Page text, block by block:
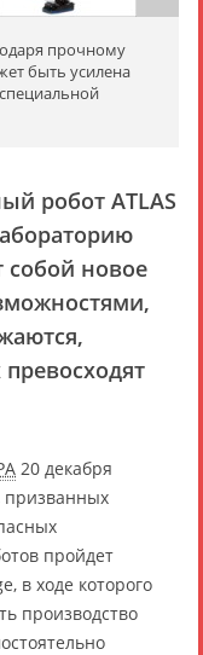
прочному
быть усилена
робот ATLAS
собой новое
20 декабря
призванных
пройдет
в ходе которого
производство